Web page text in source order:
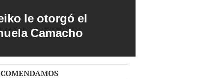
le otorgó el
Camacho